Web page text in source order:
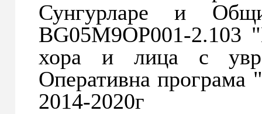
Сунгурларе и
BG05M9OP001-2.103
хора и лица с
Оперативна програма
2014-2020г